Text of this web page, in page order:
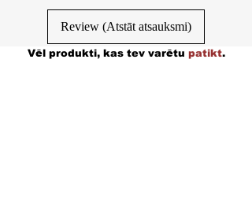
Review (Atstāt atsauksmi)
Vēl produkti, kas tev varētu patikt.